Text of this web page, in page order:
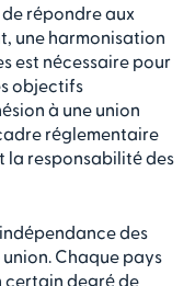
répondre aux
une harmonisation
est nécessaire pour
objectifs
à une union
réglementaire
la responsabilité des
des
Chaque pays
certain degré de